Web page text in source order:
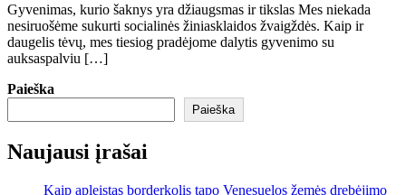
Gyvenimas, kurio šaknys yra džiaugsmas ir tikslas Mes niekada
nesiruošėme sukurti socialinės žiniasklaidos žvaigždės. Kaip ir
daugelis tėvų, mes tiesiog pradėjome dalytis gyvenimo su
auksaspalviu […]
Paieška
Paieška
Naujausi įrašai
Kaip apleistas borderkolis tapo Venesuelos žemės drebėjimo